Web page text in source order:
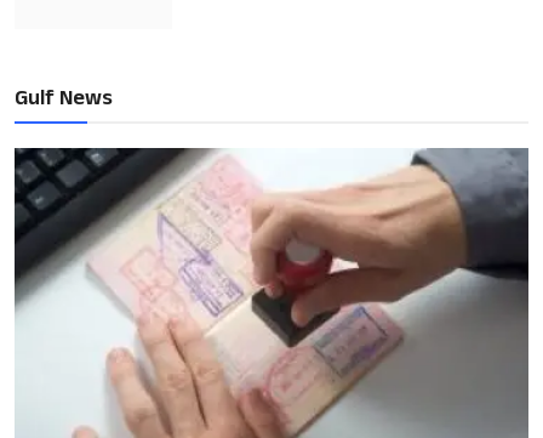
Gulf News